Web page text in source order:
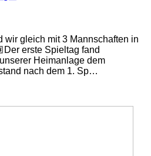
wir gleich mit 3 Mannschaften in
erste Spieltag fand
Heimanlage dem
nach dem 1. Sp…